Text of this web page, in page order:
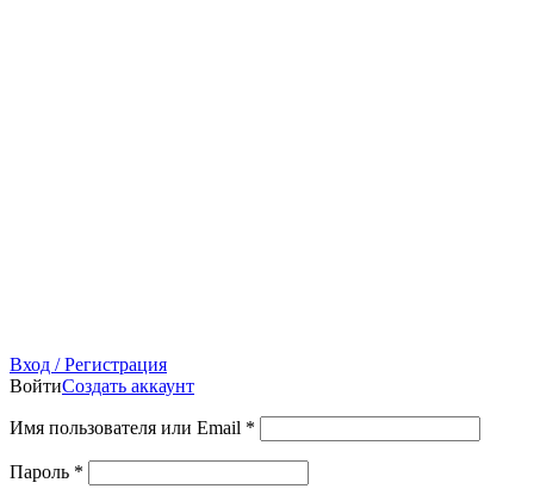
Вход / Регистрация
ВойтиСоздать аккаунт
Имя пользователя или Email *
Пароль *